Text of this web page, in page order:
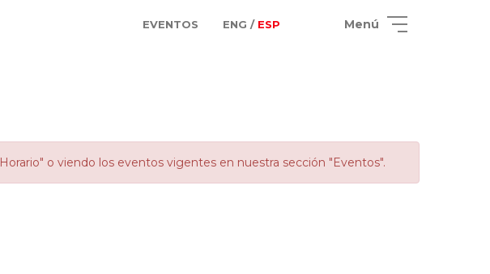
EVENTOS ENG / ESP Menú
o viendo los eventos vigentes en nuestra sección "Eventos".